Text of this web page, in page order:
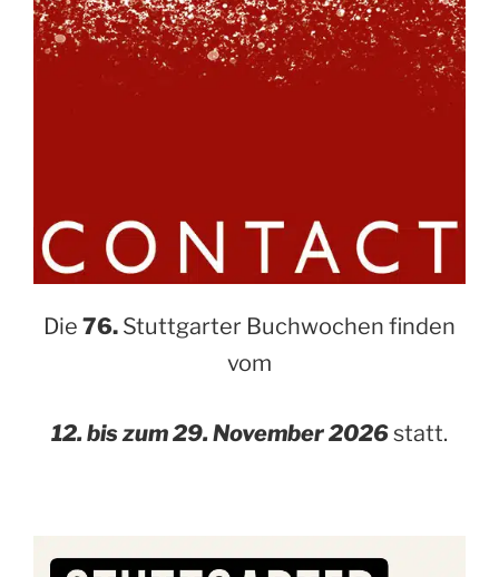
Die 76. Stuttgarter Buchwochen finden
vom
12. bis zum 29. November 2026statt.